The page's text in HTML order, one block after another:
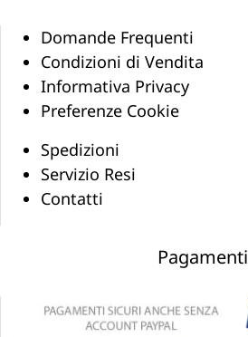
Domande Frequenti
Condizioni di Vendita
Informativa Privacy
Preferenze Cookie
Spedizioni
Servizio Resi
Contatti
Pagamenti